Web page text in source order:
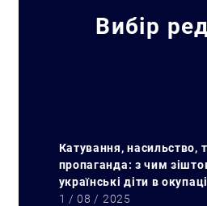
Вибір
Катування, насильство,
пропаганда: з чим
українські діти в
1 / 08 / 2025